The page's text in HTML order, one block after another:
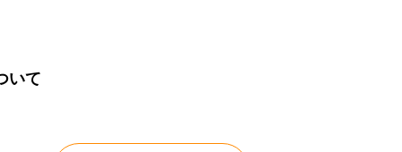
いて